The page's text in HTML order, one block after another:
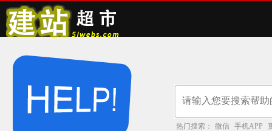
热门搜索： 微信 手机APP